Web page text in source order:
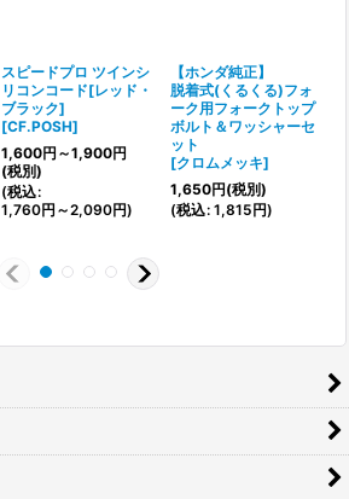
スピードプロ ツインシ
リコンコード[レッド・
ブラック]
[CF.POSH]
1,600円 ～1,900円
(税別)
(税込:
1,760円 ～2,090円)
【ホンダ純正】
脱着式(くるくる)フォ
ーク用フォークトップ
ボルト＆ワッシャーセ
ット
[クロムメッキ]
1,650円(税別)
(税込: 1,815円)